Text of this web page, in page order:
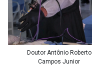
Doutor Antônio Roberto
Campos Junior